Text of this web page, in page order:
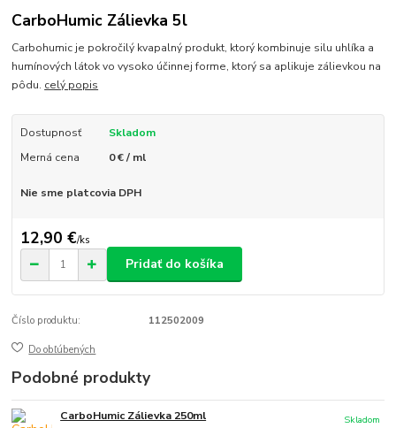
CarboHumic Zálievka 5l
Carbohumic je pokročilý kvapalný produkt, ktorý kombinuje silu uhlíka a
humínových látok vo vysoko účinnej forme, ktorý sa aplikuje zálievkou na
pôdu. celý popis
Dostupnosť
Skladom
Merná cena
0 € / ml
Nie sme platcovia DPH
12,90 €/ks
Pridať do košíka
Číslo produktu: 112502009
Do obľúbených
Podobné produkty
CarboHumic Zálievka 250ml
Skladom